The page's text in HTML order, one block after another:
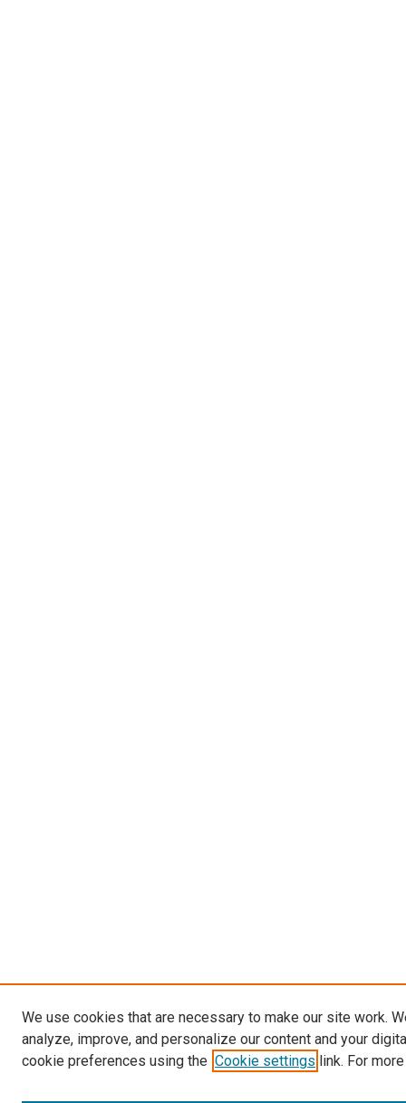
We use cookies that are necessary to make our site work.
analyze, improve, and personalize our content and your
cookie preferences using the Cookie settings link. For